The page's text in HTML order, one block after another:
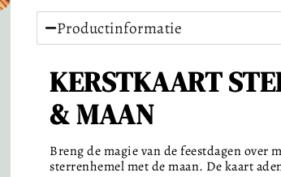
Productinformatie
KERSTKAART
& MAAN
Breng de magie van de feestdagen over
sterrenhemel met de maan. De kaart